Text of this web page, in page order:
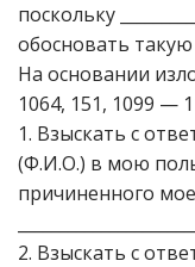
поскольку
обосновать
На основании
1064, 151, 1099 —
1. Взыскать с
(Ф.И.О.) в мою
причиненного
2. Взыскать с